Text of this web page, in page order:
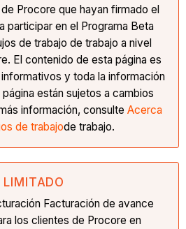
Procore que hayan firmado el
participar en el Programa Beta
de trabajo de trabajo a nivel
El contenido de esta página es
y toda la información
están sujetos a cambios
información, consulteAcerca
de trabajode trabajo.
Facturación de avance
los clientes de Procore en